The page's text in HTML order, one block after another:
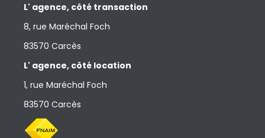
L' agence, côté transaction
8, rue Maréchal Foch
83570 Carcès
L' agence, côté location
1, rue Maréchal Foch
83570 Carcès